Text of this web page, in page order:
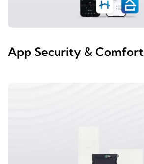
App Security & Comfort